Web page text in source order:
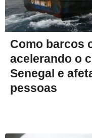
Como barcos
acelerando o
Senegal e
pessoas